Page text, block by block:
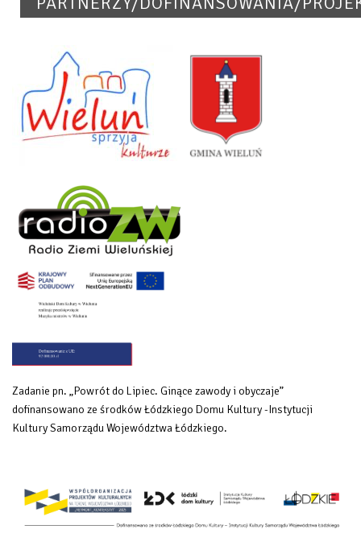
Zadanie pn. „Powrót do Lipiec. Ginące zawody i obyczaje”
dofinansowano ze środków Łódzkiego Domu Kultury -Instytucji
Kultury Samorządu Województwa Łódzkiego.